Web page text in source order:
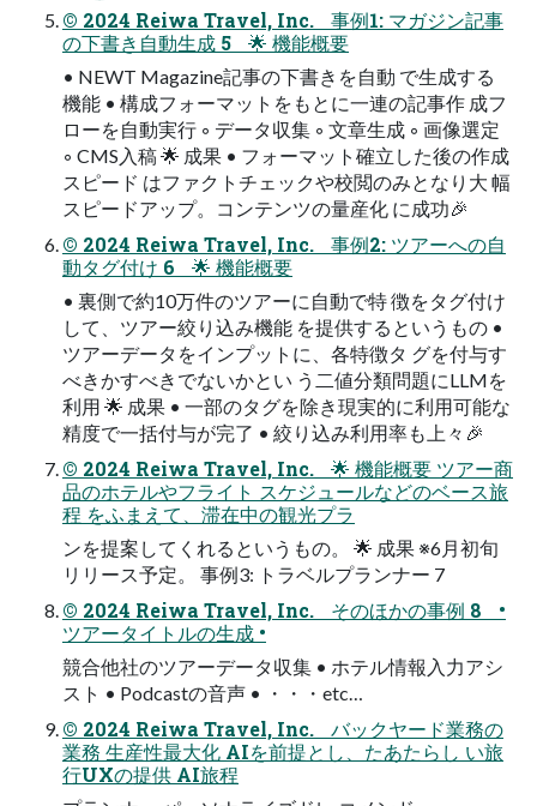
© 2024 Reiwa Travel, Inc. 事例1: マガジン記事
の下書き⾃動⽣成 5 🌟 機能概要
• NEWT Magazine記事の下書きを自動 で生成する
機能 • 構成フォーマットをもとに一連の記事作 成フ
ローを自動実行 ◦ データ収集 ◦ 文章生成 ◦ 画像選定
◦ CMS入稿 🌟 成果 • フォーマット確立した後の作成
スピード はファクトチェックや校閲のみとなり大 幅
スピードアップ。コンテンツの量産化 に成功🎉
© 2024 Reiwa Travel, Inc. 事例2: ツアーへの⾃
動タグ付け 6 🌟 機能概要
• 裏側で約10万件のツアーに自動で特 徴をタグ付け
して、ツアー絞り込み機能 を提供するというもの •
ツアーデータをインプットに、各特徴タ グを付与す
べきかすべきでないかとい う二値分類問題にLLMを
利用 🌟 成果 • 一部のタグを除き現実的に利用可能な
精度で一括付与が完了 • 絞り込み利用率も上々🎉
© 2024 Reiwa Travel, Inc. 🌟 機能概要 ツアー商
品のホテルやフライト スケジュールなどのベース旅
程 をふまえて、滞在中の観光プラ
ンを提案してくれるというもの。 🌟 成果 ※6月初旬
リリース予定。 事例3: トラベルプランナー 7
© 2024 Reiwa Travel, Inc. そのほかの事例 8 •
ツアータイトルの生成 •
競合他社のツアーデータ収集 • ホテル情報入力アシ
スト • Podcastの音声 • ・・・etc…
© 2024 Reiwa Travel, Inc. バックヤード業務の
業務 生産性最大化 AIを前提とし、たあたらし い旅
行UXの提供 AI旅程